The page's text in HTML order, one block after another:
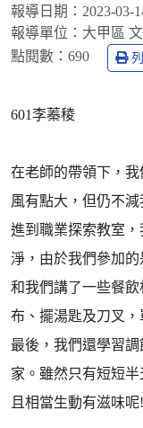
報導日期： 2023-03-
報導單位： 大甲區
點閱數： 690
601李蓁稜
在老師的帶領下，
風有點大，但仍不
進到職業探索教室
淨，由於我們參加
和我們講了一些餐
布、擺湯匙及刀叉
最後，我們還學習
家。雖然只有短短
且相當生動有滋味呢!